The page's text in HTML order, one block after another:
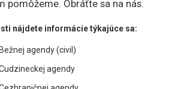
pomôžeme. Obráťte sa na nás.
nájdete informácie týkajúce sa:
Bežnej agendy (civil)
agendy